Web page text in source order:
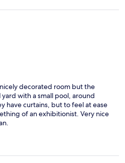
the room. So we needed to
did. It was bigger suite,
towels were dirty, bathroom was
everywhere. The only nice thing
enough friendly staff (two men),
another place to stay.
decorated room but the
with a small pool, around
have curtains, but to feel at ease
of an exhibitionist. Very nice